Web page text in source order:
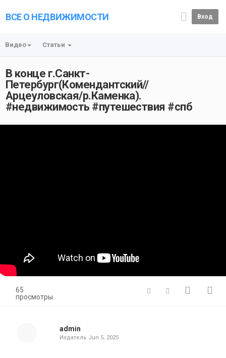
ВСЕ О НЕДВИЖИМОСТИ Вход
Видео Статьи
В конце г.Санкт-
Петербург(Комендантский//
Арцеуловская/р.Каменка).
#недвижимость #путешествия #спб
65
просмотры
admin
Издатель Jun 5, 2025